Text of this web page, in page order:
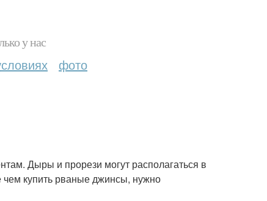
у нас
фото
Дыры и прорези могут располагаться в
чем купить рваные джинсы, нужно